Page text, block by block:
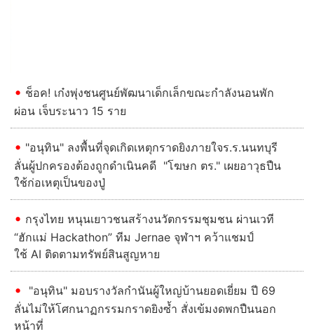
ช็อค! เก๋งพุ่งชนศูนย์พัฒนาเด็กเล็กขณะกำลังนอนพัก
ผ่อน เจ็บระนาว 15 ราย
"อนุทิน" ลงพื้นที่จุดเกิดเหตุกราดยิงภายใจร.ร.นนทบุรี
ลั่นผู้ปกครองต้องถูกดําเนินคดี "โฆษก ตร." เผยอาวุธปืน
ใช้ก่อเหตุเป็นของปู่
กรุงไทย หนุนเยาวชนสร้างนวัตกรรมชุมชน ผ่านเวที
“ฮักแม่ Hackathon” ทีม Jernae จุฬาฯ คว้าแชมป์
ใช้ AI ติดตามทรัพย์สินสูญหาย
"อนุทิน" มอบรางวัลกำนันผู้ใหญ่บ้านยอดเยี่ยม ปี 69
ลั่นไม่ให้โศกนาฏกรรมกราดยิงซ้ำ สั่งเข้มงดพกปืนนอก
หน้าที่